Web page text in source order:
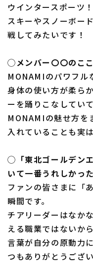
ウインタースポーツ！
スキーやスノーボー
戦してみたいです！
◯メンバー〇〇のこ
MONAMIのパワフル
身体の使い方が柔ら
ーを踊りこなしてい
MONAMIの魅せ方を
入れていることも実
◯「東北ゴールデン
いて一番うれしかっ
ファンの皆さまに「
瞬間です。
チアリーダーはなか
える職業ではないか
言葉が自分の原動力
つもありがとうござ